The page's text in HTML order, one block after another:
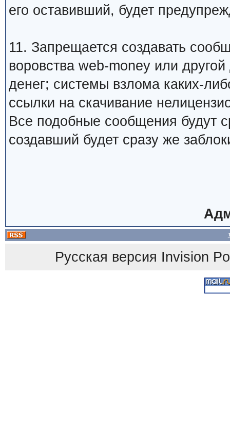
его оставивший, будет
11. Запрещается создавать
воровства web-money или
денег; системы взлома каких-
ссылки на скачивание
Все подобные сообщения будут
создавший будет сразу же
Русская версия Invision